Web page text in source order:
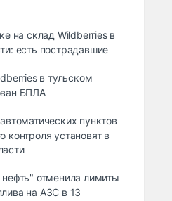
на склад Wildberries в
есть пострадавшие
в тульском
БПЛА
пунктов
контроля установят в
отменила лимиты
на АЗС в 13